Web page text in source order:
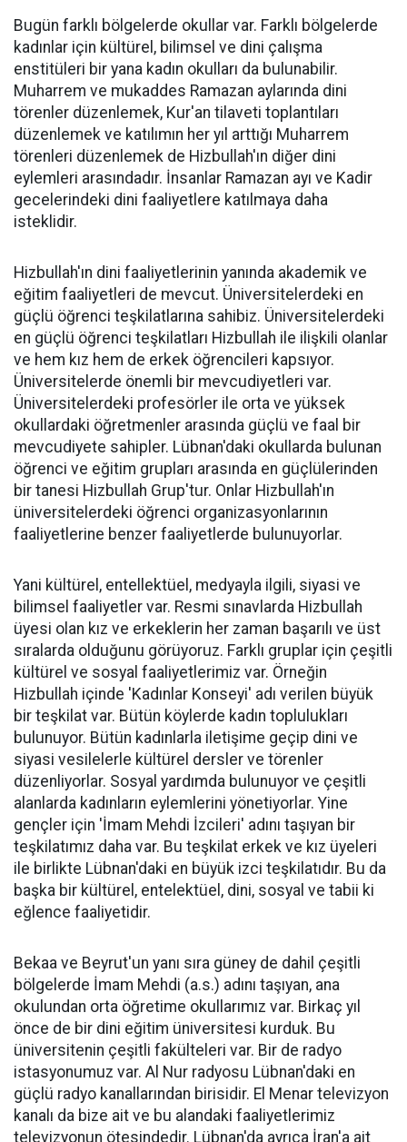
Bugün farklı bölgelerde okullar var. Farklı bölgelerde
kadınlar için kültürel, bilimsel ve dini çalışma
enstitüleri bir yana kadın okulları da bulunabilir.
Muharrem ve mukaddes Ramazan aylarında dini
törenler düzenlemek, Kur'an tilaveti toplantıları
düzenlemek ve katılımın her yıl arttığı Muharrem
törenleri düzenlemek de Hizbullah'ın diğer dini
eylemleri arasındadır. İnsanlar Ramazan ayı ve Kadir
gecelerindeki dini faaliyetlere katılmaya daha
isteklidir.
Hizbullah'ın dini faaliyetlerinin yanında akademik ve
eğitim faaliyetleri de mevcut. Üniversitelerdeki en
güçlü öğrenci teşkilatlarına sahibiz. Üniversitelerdeki
en güçlü öğrenci teşkilatları Hizbullah ile ilişkili olanlar
ve hem kız hem de erkek öğrencileri kapsıyor.
Üniversitelerde önemli bir mevcudiyetleri var.
Üniversitelerdeki profesörler ile orta ve yüksek
okullardaki öğretmenler arasında güçlü ve faal bir
mevcudiyete sahipler. Lübnan'daki okullarda bulunan
öğrenci ve eğitim grupları arasında en güçlülerinden
bir tanesi Hizbullah Grup'tur. Onlar Hizbullah'ın
üniversitelerdeki öğrenci organizasyonlarının
faaliyetlerine benzer faaliyetlerde bulunuyorlar.
Yani kültürel, entellektüel, medyayla ilgili, siyasi ve
bilimsel faaliyetler var. Resmi sınavlarda Hizbullah
üyesi olan kız ve erkeklerin her zaman başarılı ve üst
sıralarda olduğunu görüyoruz. Farklı gruplar için çeşitli
kültürel ve sosyal faaliyetlerimiz var. Örneğin
Hizbullah içinde 'Kadınlar Konseyi' adı verilen büyük
bir teşkilat var. Bütün köylerde kadın toplulukları
bulunuyor. Bütün kadınlarla iletişime geçip dini ve
siyasi vesilelerle kültürel dersler ve törenler
düzenliyorlar. Sosyal yardımda bulunuyor ve çeşitli
alanlarda kadınların eylemlerini yönetiyorlar. Yine
gençler için 'İmam Mehdi İzcileri' adını taşıyan bir
teşkilatımız daha var. Bu teşkilat erkek ve kız üyeleri
ile birlikte Lübnan'daki en büyük izci teşkilatıdır. Bu da
başka bir kültürel, entelektüel, dini, sosyal ve tabii ki
eğlence faaliyetidir.
Bekaa ve Beyrut'un yanı sıra güney de dahil çeşitli
bölgelerde İmam Mehdi (a.s.) adını taşıyan, ana
okulundan orta öğretime okullarımız var. Birkaç yıl
önce de bir dini eğitim üniversitesi kurduk. Bu
üniversitenin çeşitli fakülteleri var. Bir de radyo
istasyonumuz var. Al Nur radyosu Lübnan'daki en
güçlü radyo kanallarından birisidir. El Menar televizyon
kanalı da bize ait ve bu alandaki faaliyetlerimiz
televizyonun ötesindedir. Lübnan'da ayrıca İran'a ait